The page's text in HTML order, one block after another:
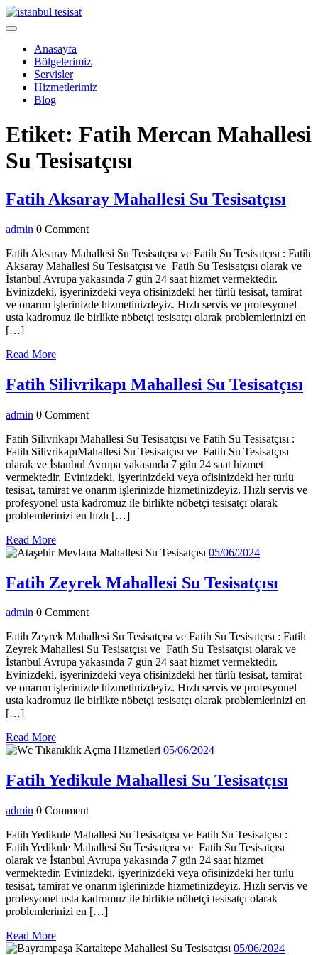
Skip
to
Open
Anasayfa
Bölgelerimiz
Servisler
Hizmetlerimiz
Blog
Menu
Etiket: Fatih Mercan Mahallesi
Su Tesisatçısı
Fatih Aksaray Mahallesi Su Tesisatçısı
Su
admin admin
0 Comment
Fatih Aksaray Mahallesi Su Tesisatçısı ve Fatih Su Tesisatçısı : Fatih
Aksaray Mahallesi Su Tesisatçısı ve Fatih Su Tesisatçısı olarak ve
İstanbul Avrupa yakasında 7 gün 24 saat hizmet vermektedir.
Evinizdeki, işyerinizdeki veya ofisinizdeki her türlü tesisat, tamirat
ve onarım işlerinizde hizmetinizdeyiz. Hızlı servis ve profesyonel
usta kadromuz ile birlikte nöbetçi tesisatçı olarak problemlerinizi en
[…]
Read MoreRead
Fatih Silivrikapı Mahallesi Su Tesisatçısı
admin admin
0 Comment
Fatih Silivrikapı Mahallesi Su Tesisatçısı ve Fatih Su Tesisatçısı :
Fatih SilivrikapıMahallesi Su Tesisatçısı ve Fatih Su Tesisatçısı
olarak ve İstanbul Avrupa yakasında 7 gün 24 saat hizmet
vermektedir. Evinizdeki, işyerinizdeki veya ofisinizdeki her türlü
tesisat, tamirat ve onarım işlerinizde hizmetinizdeyiz. Hızlı servis ve
profesyonel usta kadromuz ile birlikte nöbetçi tesisatçı olarak
problemlerinizi en hızlı […]
Read MoreRead
More
05/06/202405/06/2024
Fatih Zeyrek Mahallesi Su Tesisatçısı
Su
admin admin
0 Comment
Fatih Zeyrek Mahallesi Su Tesisatçısı ve Fatih Su Tesisatçısı : Fatih
Zeyrek Mahallesi Su Tesisatçısı ve Fatih Su Tesisatçısı olarak ve
İstanbul Avrupa yakasında 7 gün 24 saat hizmet vermektedir.
Evinizdeki, işyerinizdeki veya ofisinizdeki her türlü tesisat, tamirat
ve onarım işlerinizde hizmetinizdeyiz. Hızlı servis ve profesyonel
usta kadromuz ile birlikte nöbetçi tesisatçı olarak problemlerinizi en
[…]
Read MoreRead
More
05/06/202405/06/2024
Fatih Yedikule Mahallesi Su Tesisatçısı
admin admin
0 Comment
Fatih Yedikule Mahallesi Su Tesisatçısı ve Fatih Su Tesisatçısı :
Fatih Yedikule Mahallesi Su Tesisatçısı ve Fatih Su Tesisatçısı
olarak ve İstanbul Avrupa yakasında 7 gün 24 saat hizmet
vermektedir. Evinizdeki, işyerinizdeki veya ofisinizdeki her türlü
tesisat, tamirat ve onarım işlerinizde hizmetinizdeyiz. Hızlı servis ve
profesyonel usta kadromuz ile birlikte nöbetçi tesisatçı olarak
problemlerinizi en […]
Read MoreRead
More
05/06/202405/06/